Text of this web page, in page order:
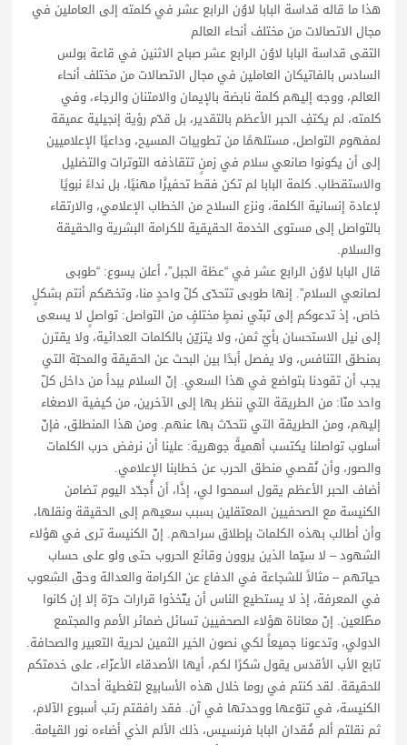
هذا ما قاله قداسة البابا لاوُن الرابع عشر في كلمته إلى العاملين في
مجال الاتصالات من مختلف أنحاء العالم
التقى قداسة البابا لاوُن الرابع عشر صباح الاثنين في قاعة بولس
السادس بالفاتيكان العاملين في مجال الاتصالات من مختلف أنحاء
العالم، ووجه إليهم كلمة نابضة بالإيمان والامتنان والرجاء، وفي
كلمته، لم يكتفِ الحبر الأعظم بالتقدير، بل قدّم رؤية إنجيلية عميقة
لمفهوم التواصل، مستلهمًا من تطويبات المسيح، وداعيًا الإعلاميين
إلى أن يكونوا صانعي سلام في زمنٍ تتقاذفه التوترات والتضليل
والاستقطاب. كلمة البابا لم تكن فقط تحفيزًا مهنيًا، بل نداءً نبويًا
لإعادة إنسانية الكلمة، ونزع السلاح من الخطاب الإعلامي، والارتقاء
بالتواصل إلى مستوى الخدمة الحقيقية للكرامة البشرية والحقيقة
والسلام.
قال البابا لاوُن الرابع عشر في “عظة الجبل”، أعلن يسوع: “طوبى
لصانعي السلام”. إنها طوبى تتحدّى كلّ واحدٍ منا، وتخصّكم أنتم بشكلٍ
خاص، إذ تدعوكم إلى تبنّي نمطٍ مختلفٍ من التواصل: تواصلٍ لا يسعى
إلى نيل الاستحسان بأيّ ثمن، ولا يتزيّن بالكلمات العدائية، ولا يقترن
بمنطق التنافس، ولا يفصل أبدًا بين البحث عن الحقيقة والمحبّة التي
يجب أن تقودنا بتواضع في هذا السعي. إنّ السلام يبدأ من داخل كلّ
واحد منّا: من الطريقة التي ننظر بها إلى الآخرين، من كيفية الاصغاء
إليهم، ومن الطريقة التي نتحدّث بها عنهم. ومن هذا المنطلق، فإنّ
أسلوب تواصلنا يكتسب أهميةً جوهرية: علينا أن نرفض حرب الكلمات
والصور، وأن نُقصي منطق الحرب عن خطابنا الإعلامي.
أضاف الحبر الأعظم يقول اسمحوا لي، إذًا، أن أُجدّد اليوم تضامن
الكنيسة مع الصحفيين المعتقلين بسبب سعيهم إلى الحقيقة ونقلها،
وأن أطالب بهذه الكلمات بإطلاق سراحهم. إنّ الكنيسة ترى في هؤلاء
الشهود – لا سيّما الذين يروون وقائع الحروب حتى ولو على حساب
حياتهم – مثالاً للشجاعة في الدفاع عن الكرامة والعدالة وحقّ الشعوب
في المعرفة، إذ لا يستطيع الناس أن يتّخذوا قرارات حرّة إلا إن كانوا
مطّلعين. إنّ معاناة هؤلاء الصحفيين تسائل ضمائر الأمم والمجتمع
الدولي، وتدعونا جميعاً لكي نصون الخير الثمين لحرية التعبير والصحافة.
تابع الأب الأقدس يقول شكرًا لكم، أيها الأصدقاء الأعزّاء، على خدمتكم
للحقيقة. لقد كنتم في روما خلال هذه الأسابيع لتغطية أحداث
الكنيسة، في تنوّعها ووحدتها في آن. فقد رافقتم رتب أسبوع الآلام،
ثم نقلتم ألم فُقدان البابا فرنسيس، ذلك الألم الذي أضاءه نور القيامة.